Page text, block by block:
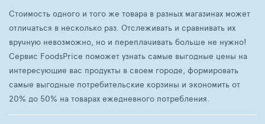
Стоимость одного и того же товара в разных магазинах может
отличаться в несколько раз. Отслеживать и сравнивать их
вручную невозможно, но и переплачивать больше не нужно!
Сервис FoodsPrice поможет узнать самые выгодные цены на
интересующие вас продукты в своем городе, формировать
самые выгодные потребительские корзины и экономить от
20% до 50% на товарах ежедневного потребления.